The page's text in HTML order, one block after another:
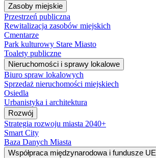
Zasoby miejskie
Przestrzeń publiczna
Rewitalizacja zasobów miejskich
Cmentarze
Park kulturowy Stare Miasto
Toalety publiczne
Nieruchomości i sprawy lokalowe
Biuro spraw lokalowych
Sprzedaż nieruchomości miejskiech
Osiedla
Urbanistyka i architektura
Rozwój
Strategia rozwoju miasta 2040+
Smart City
Baza Danych Miasta
Współpraca międzynarodowa i fundusze UE